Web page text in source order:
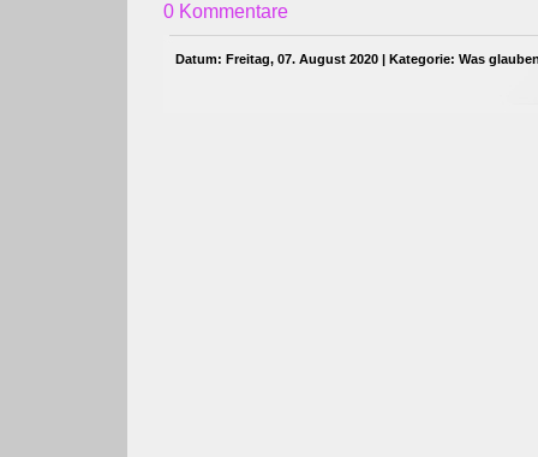
0 Kommentare
Datum: Freitag, 07. August 2020 | Kategorie: Was